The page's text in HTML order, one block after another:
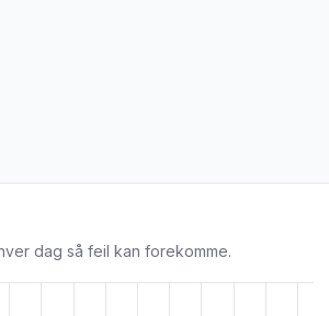
dag så feil kan forekomme.